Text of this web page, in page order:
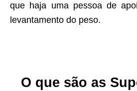
que haja uma pessoa de
levantamento do peso.
O que são as